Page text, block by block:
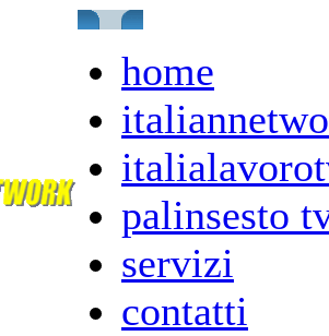
home
palinsesto
servizi
contatti